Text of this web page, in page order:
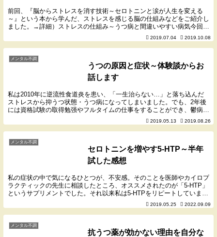
前回、『脳からストレスを消す技術～セロトニンと涙が人生を変える
～』という本から学んだ、ストレスを感じる脳の仕組みなどをご紹介し
ました。→詳細）ストレスの仕組み～うつ病と間違いやすい病気今回は
実践編、ズバリ「ストレスを消すにはどうしたらいいか...
2019.07.04 2019.10.08
メンタル不調
うつの原因と症状～体験談からお
話します
私は2010年に逆流性食道炎を患い、「一生治らない…」と落ち込んだ
ストレスから抑うつ状態・うつ病になってしまいました。でも、2年後
には資格試験の取得勉强やフルタイムの仕事をすることができ、鬱病は
克服できました。現在はそのころ服用していた胃酸...2019.05.13 2019.08.26
メンタル不調
セロトニンを増やす5-HTP～半年
試した感想
私の症状の中で気になるひとつが、不安感。そのことを医師やカイロプ
ラクティックの先生に相談したところ、オススメされたのが「5-HTP」
というサプリメントでした。それ以来私は5-HTPをリピートしていま
2019.05.25 2022.09.09
メンタル不調
抗うつ薬が効かない理由を自分な